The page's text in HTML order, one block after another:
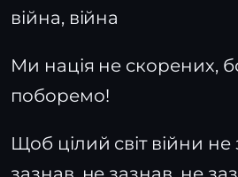
війна, війна
Ми нація не скорених,
поборемо!
Щоб цілий світ війни не